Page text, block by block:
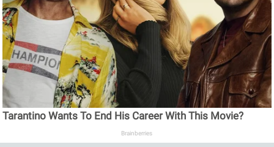
Tarantino Wants To End His Career With This Movie?
Brainberries